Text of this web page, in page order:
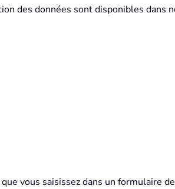
des données sont disponibles dans
vous saisissez dans un formulaire